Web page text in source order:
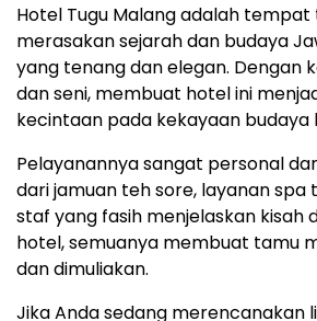
Hotel Tugu Malang adalah
merasakan sejarah dan budaya
yang tenang dan elegan. Dengan
dan seni, membuat hotel ini
kecintaan pada kekayaan budaya
Pelayanannya sangat personal
dari jamuan teh sore, layanan spa
staf yang fasih menjelaskan kisah
hotel, semuanya membuat tamu
dan dimuliakan.
Jika Anda sedang merencanakan